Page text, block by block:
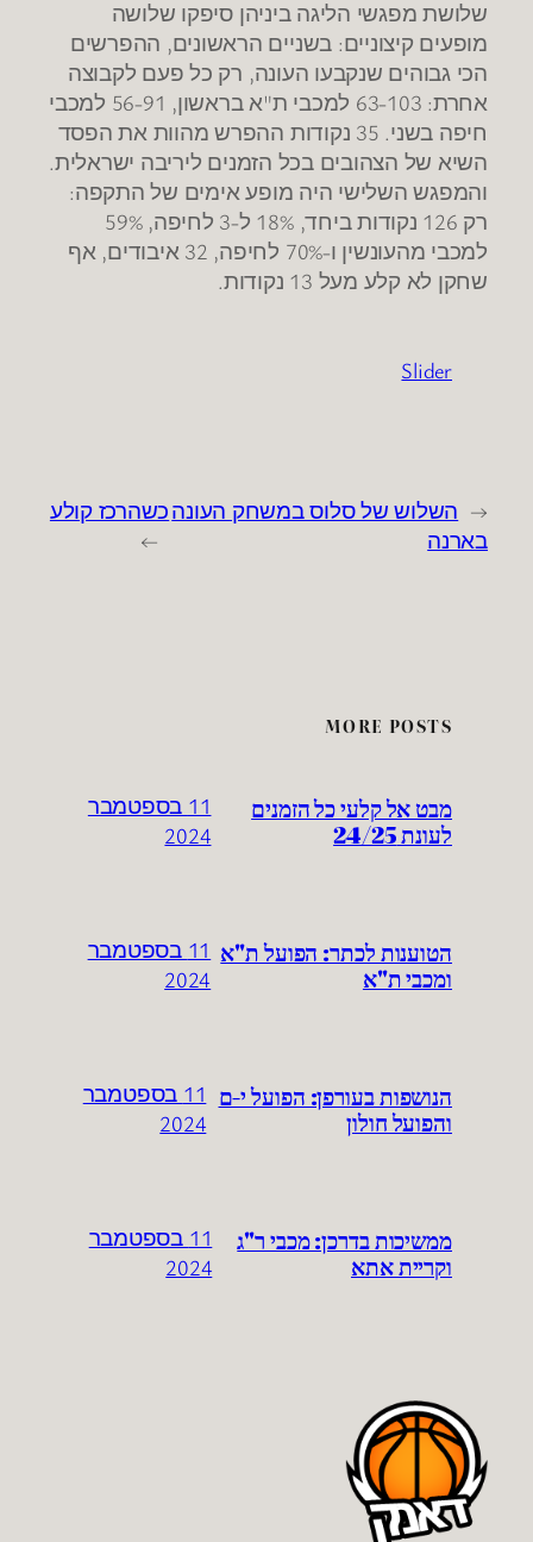
שלושת מפגשי הליגה ביניהן סיפקו שלושה
מופעים קיצוניים: בשניים הראשונים, ההפרשים
הכי גבוהים שנקבעו העונה, רק כל פעם לקבוצה
אחרת: 63-103 למכבי ת"א בראשון, 56-91
למכבי
חיפה בשני. 35
נקודות ההפרש מהוות את הפסד
השיא של הצהובים בכל הזמנים ליריבה ישראלית.
והמפגש השלישי היה מופע אימים של התקפה:
רק 126 נקודות ביחד, 18% ל-3 לחיפה, 59%
למכבי מהעונשין ו-70% לחיפה, 32 איבודים,אף
שחקן לא קלע מעל 13 נקודות.
Slider
← השלוש של סלוס במשחק העונה
בארנה
כשהרכז קולע
→
MORE POSTS
מבט אל קלעי כל הזמנים
לעונת 24/25
11 בספטמבר
2024
הטוענות לכתר: הפועל ת"א
ומכבי ת"א
11 בספטמבר
2024
הנושפות בעורפן: הפועל י-ם
והפועל חולון
11 בספטמבר
2024
ממשיכות בדרכן: מכבי ר"ג
וקריית אתא
11 בספטמבר
2024